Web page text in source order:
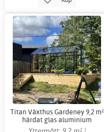
Titan Växthus Gardeney 9,2 m²
härdat glas aluminium
fristående